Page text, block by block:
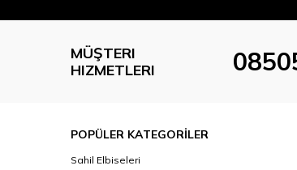
MÜŞTERI
HIZMETLERI
POPÜLER KATEGORİLER
Sahil Elbiseleri